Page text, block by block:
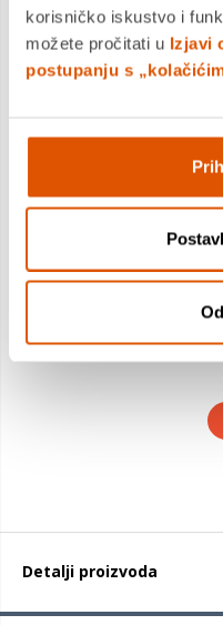
korisničko iskustvo i
možete pročitati u Izjavi
postupanju s
MOGLO BI
Detalji proizvoda